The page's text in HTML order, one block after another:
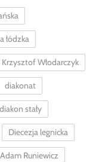
łódzka
Krzysztof Włodarczyk
diakonat
diakon stały
Diecezja legnicka
Runiewicz